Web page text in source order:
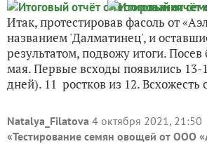
Итак, протестировав фасоль от
названием 'Далматинец', и
результатом, подвожу итоги.
мая. Первые всходы появились 13-
дней). 11 ростков из 12. Всхожесть
Natalya_Filatova 4 октября 2021, 21:50
«Тестирование семян овощей от ООО